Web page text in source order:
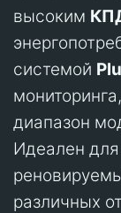
высоким
системой
диапазон
Идеален
различных